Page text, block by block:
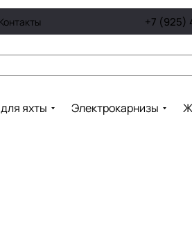
Контакты +7 (925)
яхты Электрокарнизы